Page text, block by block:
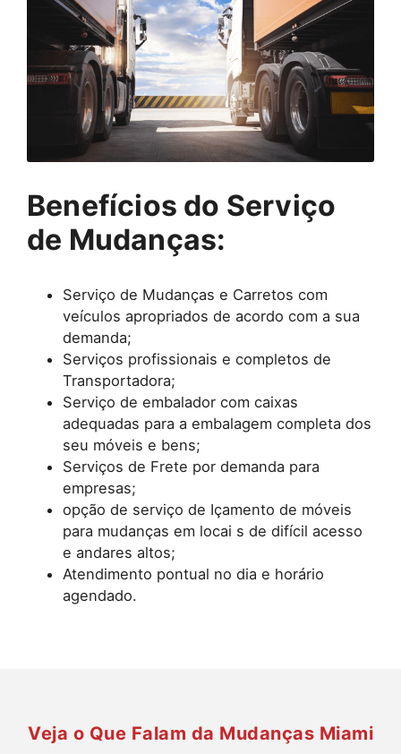
Benefícios do Serviço
de Mudanças:
Serviço de Mudanças e Carretos com
veículos apropriados de acordo com a sua
demanda;
Serviços profissionais e completos de
Transportadora;
Serviço de embalador com caixas
adequadas para a embalagem completa dos
seu móveis e bens;
Serviços de Frete por demanda para
empresas;
opção de serviço de Içamento de móveis
para mudanças em locai s de difícil acesso
e andares altos;
Atendimento pontual no dia e horário
agendado.
Veja o Que Falam da Mudanças Miami